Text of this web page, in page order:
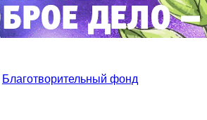
Благотворительный фонд